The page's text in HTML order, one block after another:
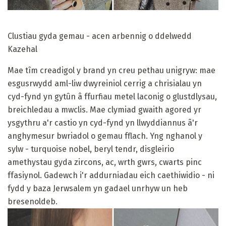
Clustiau gyda gemau - acen arbennig o ddelwedd
Kazehal
Mae tîm creadigol y brand yn creu pethau unigryw: mae
esgusrwydd aml-liw dwyreiniol cerrig a chrisialau yn
cyd-fynd yn gytûn â ffurfiau metel laconig o glustdlysau,
breichledau a mwclis. Mae clymiad gwaith agored yr
ysgythru a'r castio yn cyd-fynd yn llwyddiannus â'r
anghymesur bwriadol o gemau fflach. Yng nghanol y
sylw - turquoise nobel, beryl tendr, disgleirio
amethystau gyda zircons, ac, wrth gwrs, cwarts pinc
ffasiynol. Gadewch i'r addurniadau eich caethiwidio - ni
fydd y baza Jerwsalem yn gadael unrhyw un heb
bresenoldeb.